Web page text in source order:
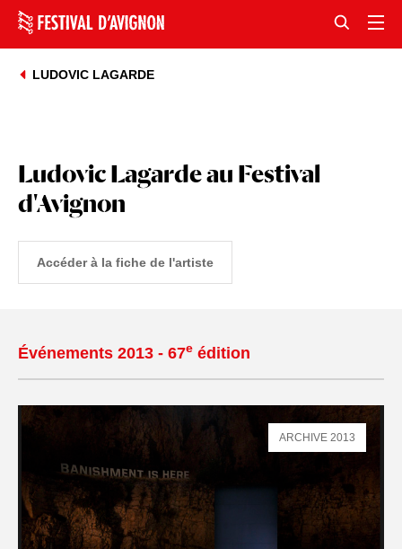
LUDOVIC LAGARDE
Ludovic Lagarde au Festival
d'Avignon
Accéder à la fiche de l'artiste
Événements 2013 - 67e édition
ARCHIVE 2013